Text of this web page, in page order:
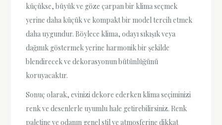
küçükse, büyük ve göze çarpan bir klima seçmek
yerine daha küçük ve kompakt bir model tercih etmek
daha uygundur. Böylece klima, odayı sıkışık veya
dağınık göstermek yerine harmonik bir şekilde
blendirecek ve dekorasyonun bütünlüğünü
koruyacaktır.
Sonuç olarak, evinizi dekore ederken klima seçiminizi
renk ve desenlerle uyumlu hale getirebilirsiniz. Renk
paletine ve odanın genel stil ve atmosferine dikkat